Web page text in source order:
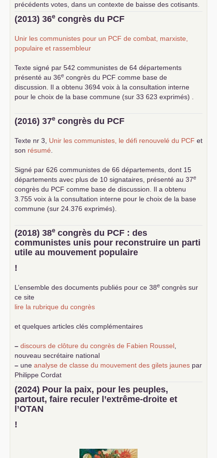
précédents votes, dans un contexte de baisse des cotisants.
... lire la suite
(2013) 36e congrès du PCF
Unir les communistes pour un PCF de combat, marxiste,
populaire et rassembleur
Texte signé par 542 communistes de 64 départements
présenté au 36e congrès du PCF comme base de
discussion. Il a obtenu 3694 voix à la consultation interne
pour le choix de la base commune (sur 33 623 exprimés) .
(2016) 37e congrès du PCF
Texte nr 3, Unir les communistes, le défi renouvelé du PCF et
son résumé
Signé par 626 communistes de 66 départements, dont 15
départements avec plus de 10 signataires, présenté au 37e
congrès du PCF comme base de discussion. Il a obtenu
3.755 voix à la consultation interne pour le choix de la base
commune (sur 24.376 exprimés).
(2018) 38e congrès du PCF : des
communistes unis pour reconstruire un parti
utile au mouvement populaire
!
L’ensemble des documents publiés pour ce 38e congrès sur
ce site
lire la rubrique du congrès
et quelques articles clés complémentaires
– discours de clôture du congrès de Fabien Roussel
nouveau secrétaire national
– une analyse de classe du mouvement des gilets jaunes par
Philippe Cordat
–
un texte de Jean-Claude Delaunay
le marxisme est la
science sociale de notre temps
–un appel proposé aux partis communistes et ouvrier
d’Europe
–
(2024) Pour la paix, pour les peuples,
partout, faire reculer l’extrême-droite et
l’OTAN
!